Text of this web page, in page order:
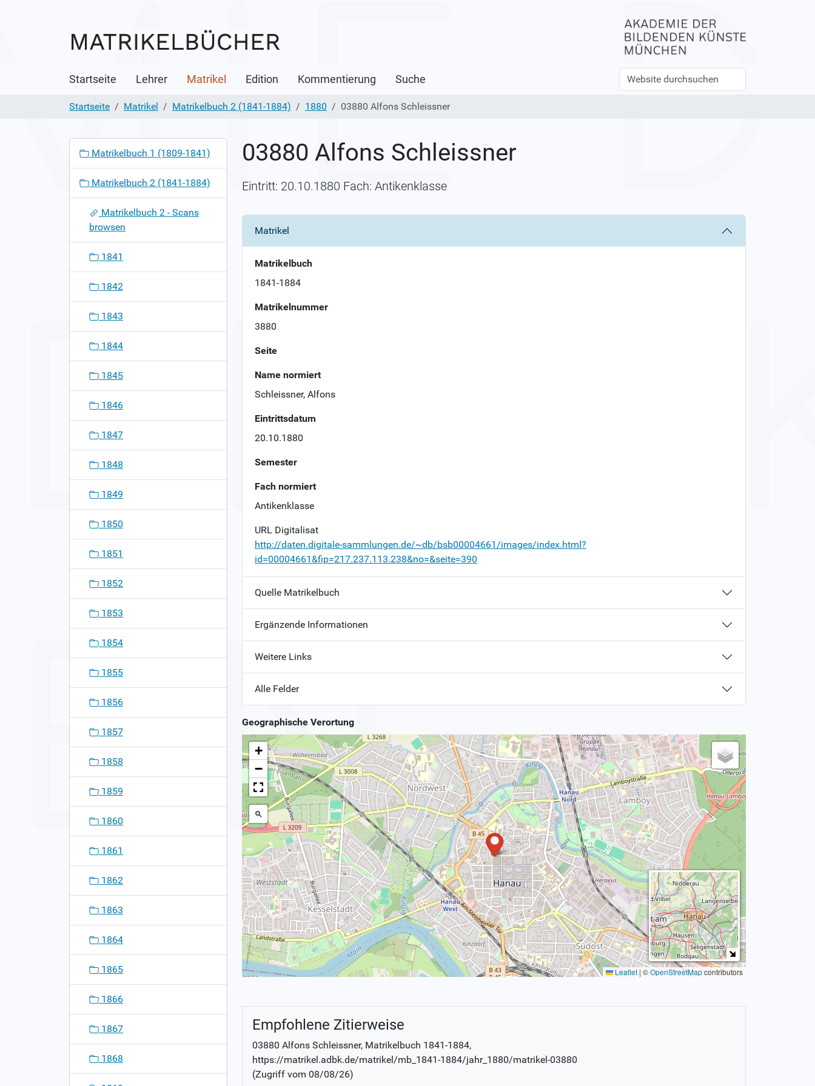
Startseite Lehrer Matrikel Edition Kommentierung Suche
Website
durchsuchen
Erweiterte
Suche…
Startseite
Matrikel Matrikelbuch 2 (1841-1884) 1880 03880 Alfons Schleissner
03880 Alfons Schleissner
Eintritt: 20.10.1880 Fach: Antikenklasse
Matrikel
Matrikelbuch
1841-1884
Matrikelnummer
3880
Seite
Name normiert
Schleissner, Alfons
Eintrittsdatum
20.10.1880
Semester
Fach normiert
Antikenklasse
URL Digitalisat
http://daten.digitale-sammlungen.de/~db/bsb00004661/images/index.html?
id=00004661&fip=217.237.113.238&no=&seite=390
Quelle Matrikelbuch
Ergänzende Informationen
Weitere Links
Alle Felder
Geographische Verortung
+
−
Leaflet | ©OpenStreetMapcontributors
Empfohlene Zitierweise
03880 Alfons Schleissner, Matrikelbuch 1841-1884,
https://matrikel.adbk.de/matrikel/mb_1841-1884/jahr_1880/matrikel-03880
(Zugriff vom 08/08/26)
n
Matrikelbuch 1 (1809-1841)
Matrikelbuch 2 (1841-1884)
Matrikelbuch 2 - Scans
browsen
1841
1842
1843
1844
1845
1846
1847
1848
1849
1850
1851
1852
1853
1854
1855
1856
1857
1858
1859
1860
1861
1862
1863
1864
1865
1866
1867
1868